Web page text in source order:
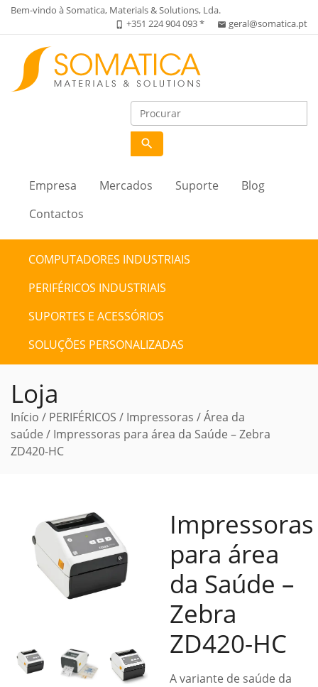
Bem-vindo à Somatica, Materials & Solutions, Lda.
phone_iphone +351 224 904 093 * email geral@somatica.pt
search
Empresa Mercados Suporte
Blog
Contactos
COMPUTADORES INDUSTRIAIS
PERIFÉRICOS INDUSTRIAIS
SUPORTES E ACESSÓRIOS
SOLUÇÕES PERSONALIZADAS
Loja
Início / PERIFÉRICOS / Impressoras /Área da
saúde / Impressoras para área da Saúde – Zebra
ZD420-HC
Impressoras
para área
da Saúde –
Zebra
ZD420-HC
A variante de saúde da